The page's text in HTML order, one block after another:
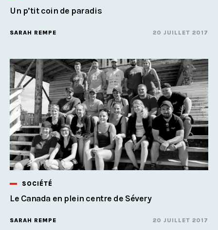
Un p’tit coin de paradis
SARAH REMPE 20 JUILLET 2017
SOCIÉTÉ
Le Canada en plein centre de Sévery
SARAH REMPE 20 JUILLET 2017